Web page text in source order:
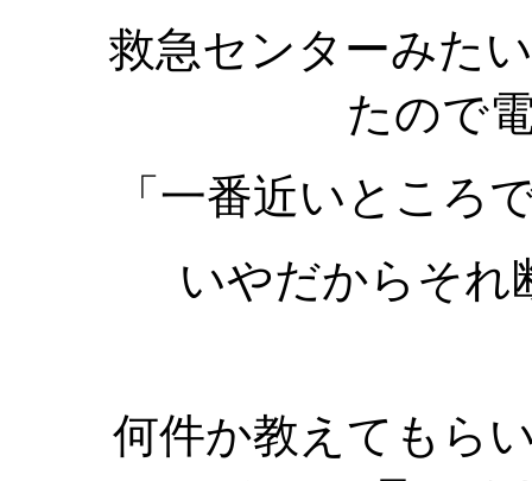
救急センターみた
たので
「一番近いところ
いやだからそれ
何件か教えてもら